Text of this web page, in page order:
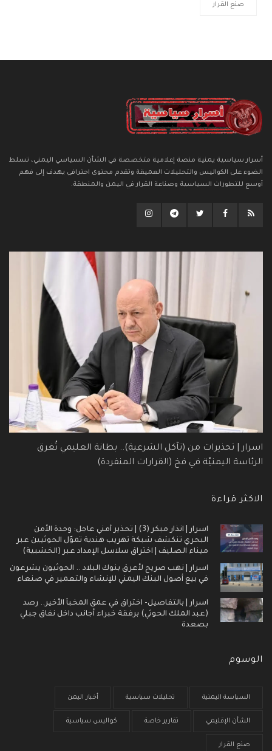
صنع القرار
أسرار سياسية يمنية منصة إعلامية متخصصة في الشأن السياسي اليمني، تسلط
الضوء على الكواليس والتحليلات العميقة وتقدم محتوى احترافي يهدف إلى فهم
أوسع للتطورات السياسية وصناعة القرار في اليمن والمنطقة.
اسرار | تحذيرات من (تآكل الشرعية).. بطانة العليمي تُغرق
الرئاسة اليمنيّة في فخ (القرارات المنفردة)
الاكثر قراءة
اسرار | انذار مبكر (3) | تحذير أمني عاجل: وحدة الأمن
البحري تنكشف شبكة تهريب هندية تموّل الحوثيين عبر
ميناء الصليف | اختراق سلاسل الإمداد عبر (الخشبية)
اسرار | نهب صريح لأعرق بنوك البلاد .. الحوثيون يشرعون
في بيع أصول البنك اليمني للإنشاء والتعمير في صنعاء
اسرار | بالتفاصيل- اختراق في عمق المخبأ الأخير.. رصد
(عبد الملك الحوثي) برفقة خبراء أجانب داخل نفاق جبلي
بصعدة
الوسوم
السياسة اليمنية تحليلات سياسية أخبار اليمن
الشأن الإقليمي تقارير خاصة كواليس سياسية
صنع القرار